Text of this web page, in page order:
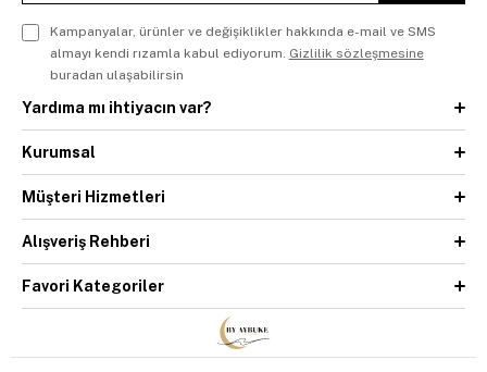
Kampanyalar, ürünler ve değişiklikler hakkında e-mail ve SMS
almayı kendi rızamla kabul ediyorum. Gizlilik sözleşmesine
buradan ulaşabilirsin
Yardıma mı ihtiyacın var?
Kurumsal
Müşteri Hizmetleri
Alışveriş Rehberi
Favori Kategoriler